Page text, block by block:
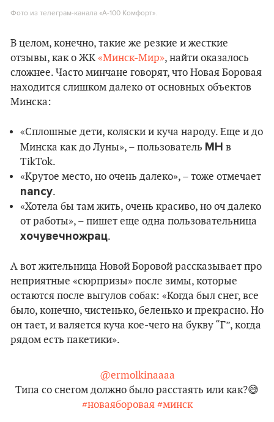
Фото из телеграм-канала «А-100 Комфорт».
В целом, конечно, такие же резкие и жесткие
отзывы, как о ЖК «Минск-Мир», найти оказалось
сложнее. Часто минчане говорят, что Новая Боровая
находится слишком далеко от основных объектов
Минска:
«Сплошные дети, коляски и куча народу. Еще и до
Минска как до Луны», – пользователь MH в
TikTok.
«Крутое место, но очень далеко», – тоже отмечает
nancy.
«Хотела бы там жить, очень красиво, но оч далеко
от работы», – пишет еще одна пользовательница
хочувечножрац.
А вот жительница Новой Боровой рассказывает про
неприятные «сюрпризы» после зимы, которые
остаются после выгулов собак: «Когда был снег, все
было, конечно, чистенько, беленько и прекрасно. Но
он тает, и валяется куча кое-чего на букву “Г”, когда
рядом есть пакетики».
@ermolkinaaaa
Типа со снегом должно было расстаять или как?😅
#новаяборовая #минск